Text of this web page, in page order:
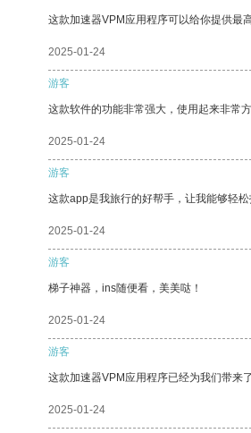
这款加速器VPM应用程序可以给你提供最
2025-01-24
游客
这款软件的功能非常强大，使用起来非常方
2025-01-24
游客
这款app是我旅行的好帮手，让我能够轻
2025-01-24
游客
梯子神器，ins随便看，美美哒！
2025-01-24
游客
这款加速器VPM应用程序已经为我们带来
2025-01-24